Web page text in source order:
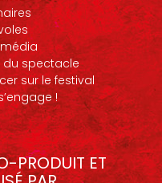
du spectacle
sur le festival
!
PRODUIT ET